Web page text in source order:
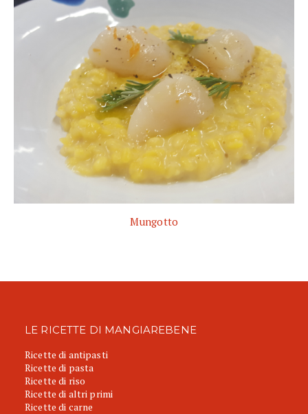
Mungotto
LE RICETTE DI MANGIAREBENE
Ricette di antipasti
Ricette di pasta
Ricette di riso
Ricette di altri primi
Ricette di carne